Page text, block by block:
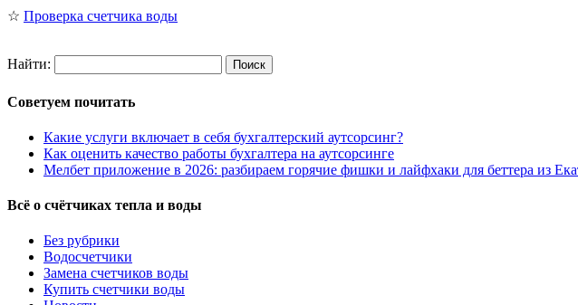
☆ Проверка счетчика воды
Найти:
Советуем почитать
Какие услуги включает в себя бухгалтерский аутсорсинг?
Как оценить качество работы бухгалтера на аутсорсинге
Мелбет приложение в 2026: разбираем горячие фишки и лайфхаки для беттера из
Всё о счётчиках тепла и воды
Без рубрики
Водосчетчики
Замена счетчиков воды
Купить счетчики воды